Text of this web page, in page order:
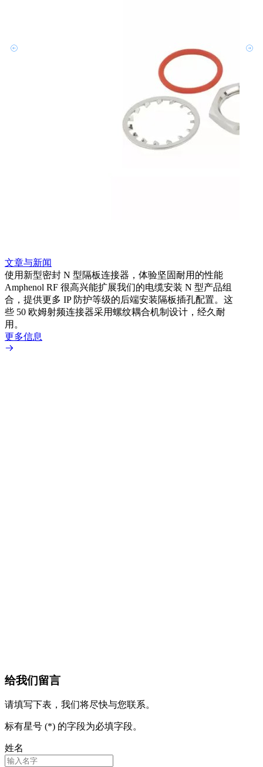
文章与新闻
使用新型密封 N 型隔板连接器，体验坚固耐用的性能
Amphenol RF 很高兴能扩展我们的电缆安装 N 型产品组
合，提供更多 IP 防护等级的后端安装隔板插孔配置。这
些 50 欧姆射频连接器采用螺纹耦合机制设计，经久耐
用。
更多信息
给我们留言
请填写下表，我们将尽快与您联系。
标有星号 (*) 的字段为必填字段。
姓名